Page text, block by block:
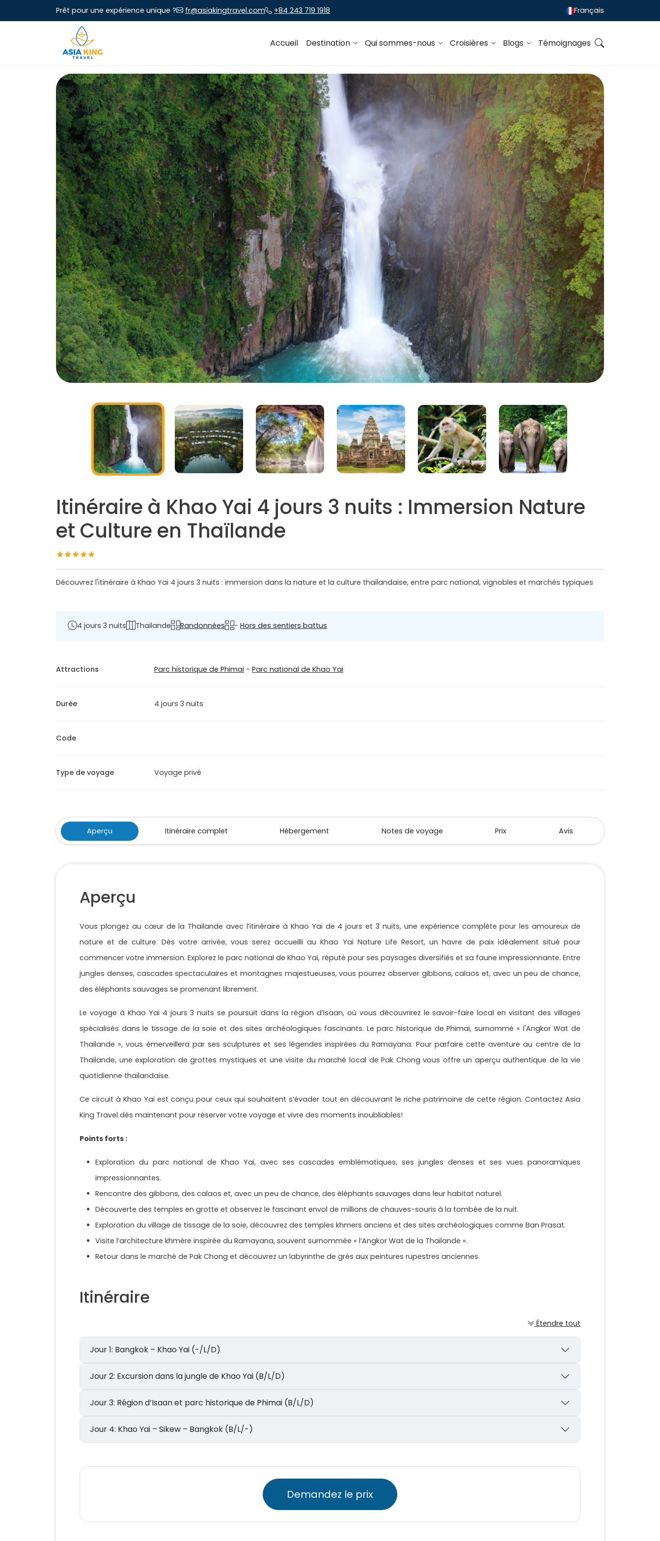
Prêt pour une expérience unique ? fr@asiakingtravel.com +84 243 719 1918 Français
Accueil Destination Qui sommes-nous Croisières Blogs Témoignages
Itinéraire à Khao Yai 4 jours 3 nuits : Immersion Nature
et Culture en Thaïlande
Découvrez l'itinéraire à Khao Yai 4 jours 3 nuits : immersion dans la nature et la culture thaïlandaise, entre parc national, vignobles et marchés typiques
4 jours 3 nuits Thailande Randonnées - Hors des sentiers battus
Attractions Parc historique de Phimai - Parc national de Khao Yai
Durée 4 jours 3 nuits
Code
Type de voyage Voyage privé
Aperçu Itinéraire complet Hébergement Notes de voyage Prix Avis
Aperçu
Vous plongez au cœur de la Thaïlande avec l’itinéraire à Khao Yai de 4 jours et 3 nuits, une expérience complète pour les amoureux de
nature et de culture. Dès votre arrivée, vous serez accueilli au Khao Yai Nature Life Resort, un havre de paix idéalement situé pour
commencer votre immersion. Explorez le parc national de Khao Yai, réputé pour ses paysages diversifiés et sa faune impressionnante. Entre
jungles denses, cascades spectaculaires et montagnes majestueuses, vous pourrez observer gibbons, calaos et, avec un peu de chance,
des éléphants sauvages se promenant librement.
Le voyage à Khao Yai 4 jours 3 nuits se poursuit dans la région d’Isaan, où vous découvrirez le savoir-faire local en visitant des villages
spécialisés dans le tissage de la soie et des sites archéologiques fascinants. Le parc historique de Phimai, surnommé « l'Angkor Wat de
Thaïlande », vous émerveillera par ses sculptures et ses légendes inspirées du Ramayana. Pour parfaire cette aventure au centre de la
Thaïlande, une exploration de grottes mystiques et une visite du marché local de Pak Chong vous offre un aperçu authentique de la vie
quotidienne thaïlandaise.
Ce circuit à Khao Yai est conçu pour ceux qui souhaitent s’évader tout en découvrant le riche patrimoine de cette région. Contactez Asia
King Travel dès maintenant pour réserver votre voyage et vivre des moments inoubliables!
Points forts :
Exploration du parc national de Khao Yai, avec ses cascades emblématiques, ses jungles denses et ses vues panoramiques
impressionnantes.
Rencontre des gibbons, des calaos et, avec un peu de chance, des éléphants sauvages dans leur habitat naturel.
Découverte des temples en grotte et observez le fascinant envol de millions de chauves-souris à la tombée de la nuit.
Exploration du village de tissage de la soie, découvrez des temples khmers anciens et des sites archéologiques comme Ban Prasat.
Visite l’architecture khmère inspirée du Ramayana, souvent surnommée « l’Angkor Wat de la Thaïlande ».
Retour dans le marché de Pak Chong et découvrez un labyrinthe de grès aux peintures rupestres anciennes.
Itinéraire
Étendre tout
Jour 1: Bangkok – Khao Yai (-/L/D)
Jour 2: Excursion dans la jungle de Khao Yai (B/L/D)
Jour 3: Région d’Isaan et parc historique de Phimai (B/L/D)
Jour 4: Khao Yai – Sikew – Bangkok (B/L/-)
Demandez le prix